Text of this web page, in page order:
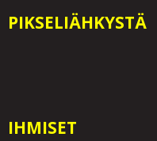
PIKSELIÄHKYSTÄ
IHMISET